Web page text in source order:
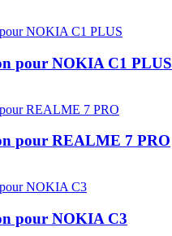
pour NOKIA C1 PLUS
pour REALME 7 PRO
pour NOKIA C3